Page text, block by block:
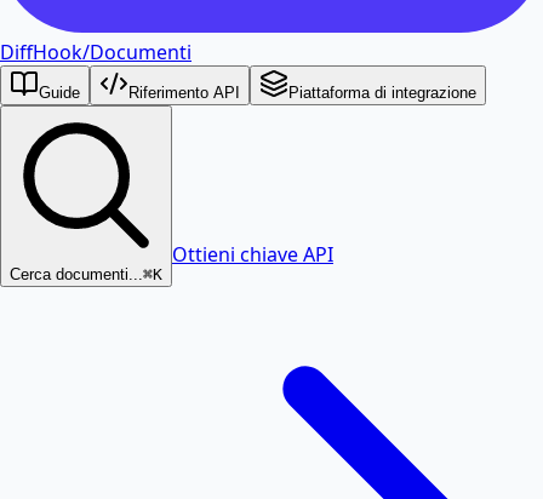
DiffHook/Documenti
Guide Riferimento API Piattaforma di integrazione
Cerca documenti... ⌘K
Ottieni chiave API